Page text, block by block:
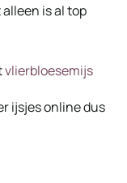
is al top
vlierbloesemijs
ijsjes online dus